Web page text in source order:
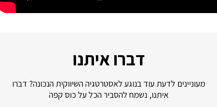
דברו איתנו
מעוניינים לדעת עוד בנוגע לאסטרטגיה השיווקית הנכונה? דברו
איתנו, נשמח להסביר הכל על כוס קפה